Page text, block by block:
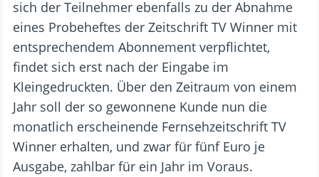
sich der Teilnehmer ebenfalls zu der Abnahme
eines Probeheftes der Zeitschrift TV Winner mit
entsprechendem Abonnement verpflichtet,
findet sich erst nach der Eingabe im
Kleingedruckten. Über den Zeitraum von einem
Jahr soll der so gewonnene Kunde nun die
monatlich erscheinende Fernsehzeitschrift TV
Winner erhalten, und zwar für fünf Euro je
Ausgabe, zahlbar für ein Jahr im Voraus.